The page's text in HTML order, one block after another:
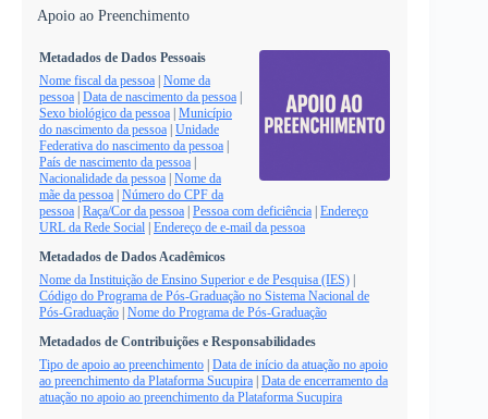
Apoio ao Preenchimento
Metadados de Dados Pessoais
Nome fiscal da pessoa | Nome da
pessoa | Data de nascimento da pessoa |
Sexo biológico da pessoa | Município
do nascimento da pessoa | Unidade
Federativa do nascimento da pessoa |
País de nascimento da pessoa |
Nacionalidade da pessoa | Nome da
mãe da pessoa | Número do CPF da
pessoa | Raça/Cor da pessoa | Pessoa com deficiência | Endereço
URL da Rede Social | Endereço de e-mail da pessoa
Metadados de Dados Acadêmicos
Nome da Instituição de Ensino Superior e de Pesquisa (IES) |
Código do Programa de Pós-Graduação no Sistema Nacional de
Pós-Graduação | Nome do Programa de Pós-Graduação
Metadados de Contribuições e Responsabilidades
Tipo de apoio ao preenchimento | Data de início da atuação no apoio
ao preenchimento da Plataforma Sucupira | Data de encerramento da
atuação no apoio ao preenchimento da Plataforma Sucupira